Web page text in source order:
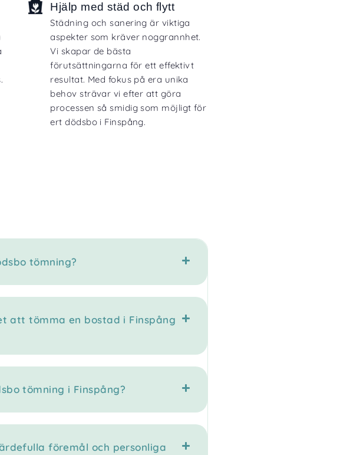
Hjälp med städ och flytt
Städning och sanering är viktiga
aspekter som kräver noggrannhet.
Vi skapar de bästa
förutsättningarna för ett effektivt
resultat. Med fokus på era unika
behov strävar vi efter att göra
processen så smidig som möjligt för
ert dödsbo i Finspång.
tömning?
att tömma en bostad i Finspång
tömning i Finspång?
föremål och personliga